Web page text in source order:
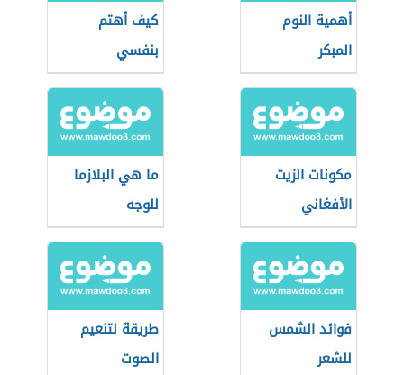
أهمية النوم
المبكر
كيف أهتم
بنفسي
مكونات الزيت
الأفغاني
ما هي البلازما
للوجه
فوائد الشمس
للشعر
طريقة لتنعيم
الصوت